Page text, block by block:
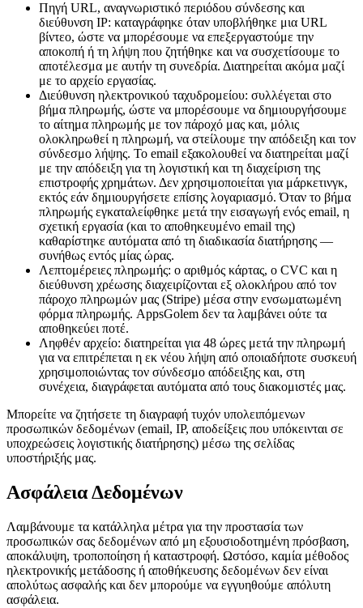
Πηγή URL, αναγνωριστικό περιόδου σύνδεσης και
διεύθυνση IP: καταγράφηκε όταν υποβλήθηκε μια URL
βίντεο, ώστε να μπορέσουμε να επεξεργαστούμε την
αποκοπή ή τη λήψη που ζητήθηκε και να συσχετίσουμε το
αποτέλεσμα με αυτήν τη συνεδρία. Διατηρείται ακόμα μαζί
με το αρχείο εργασίας.
Διεύθυνση ηλεκτρονικού ταχυδρομείου: συλλέγεται στο
βήμα πληρωμής, ώστε να μπορέσουμε να δημιουργήσουμε
το αίτημα πληρωμής με τον πάροχό μας και, μόλις
ολοκληρωθεί η πληρωμή, να στείλουμε την απόδειξη και τον
σύνδεσμο λήψης. Το email εξακολουθεί να διατηρείται μαζί
με την απόδειξη για τη λογιστική και τη διαχείριση της
επιστροφής χρημάτων. Δεν χρησιμοποιείται για μάρκετινγκ,
εκτός εάν δημιουργήσετε επίσης λογαριασμό. Όταν το βήμα
πληρωμής εγκαταλείφθηκε μετά την εισαγωγή ενός email, η
σχετική εργασία (και το αποθηκευμένο email της)
καθαρίστηκε αυτόματα από τη διαδικασία διατήρησης —
συνήθως εντός μίας ώρας.
Λεπτομέρειες πληρωμής: ο αριθμός κάρτας, ο CVC και η
διεύθυνση χρέωσης διαχειρίζονται εξ ολοκλήρου από τον
πάροχο πληρωμών μας (Stripe) μέσα στην ενσωματωμένη
φόρμα πληρωμής. AppsGolem δεν τα λαμβάνει ούτε τα
αποθηκεύει ποτέ.
Ληφθέν αρχείο: διατηρείται για 48 ώρες μετά την πληρωμή
για να επιτρέπεται η εκ νέου λήψη από οποιαδήποτε συσκευή
χρησιμοποιώντας τον σύνδεσμο απόδειξης και, στη
συνέχεια, διαγράφεται αυτόματα από τους διακομιστές μας.
Μπορείτε να ζητήσετε τη διαγραφή τυχόν υπολειπόμενων
προσωπικών δεδομένων (email, IP, αποδείξεις που υπόκεινται σε
υποχρεώσεις λογιστικής διατήρησης) μέσω της σελίδας
υποστήριξής μας.
Ασφάλεια Δεδομένων
Λαμβάνουμε τα κατάλληλα μέτρα για την προστασία των
προσωπικών σας δεδομένων από μη εξουσιοδοτημένη πρόσβαση,
αποκάλυψη, τροποποίηση ή καταστροφή. Ωστόσο, καμία μέθοδος
ηλεκτρονικής μετάδοσης ή αποθήκευσης δεδομένων δεν είναι
απολύτως ασφαλής και δεν μπορούμε να εγγυηθούμε απόλυτη
ασφάλεια.